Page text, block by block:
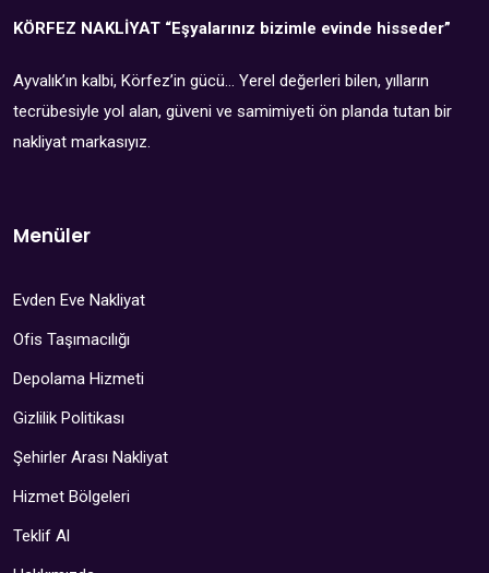
KÖRFEZ NAKLİYAT “Eşyalarınız bizimle evinde hisseder”
Ayvalık’ın kalbi, Körfez’in gücü… Yerel değerleri bilen, yılların
tecrübesiyle yol alan, güveni ve samimiyeti ön planda tutan bir
nakliyat markasıyız.
Menüler
Evden Eve Nakliyat
Ofis Taşımacılığı
Depolama Hizmeti
Gizlilik Politikası
Şehirler Arası Nakliyat
Hizmet Bölgeleri
Teklif Al